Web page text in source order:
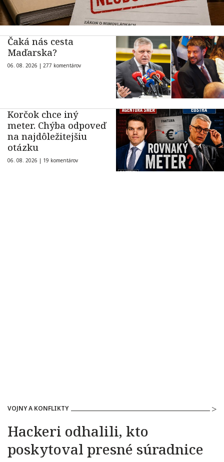
Čaká nás cesta
Maďarska?
06. 08. 2026 | 277 komentárov
Korčok chce iný
meter. Chýba odpoveď
na najdôležitejšiu
otázku
06. 08. 2026 | 19 komentárov
VOJNY A KONFLIKTY
Hackeri odhalili, kto
poskytoval presné súradnice